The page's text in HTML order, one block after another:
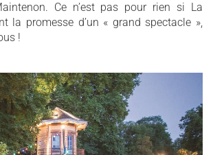
Ce n’est pas pour rien si La
la promesse d’un « grand spectacle »,
!